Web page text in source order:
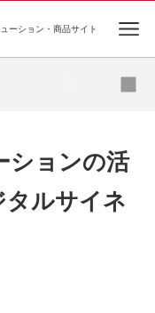
ーション・商品サイト
ションの活
タルサイネ